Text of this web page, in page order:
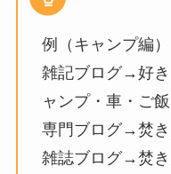
例（キャンプ編）
雑記ブログ→好き
ャンプ・車・ご飯
専門ブログ→焚
雑誌ブログ→焚